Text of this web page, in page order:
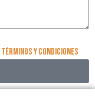
Términos y Condiciones